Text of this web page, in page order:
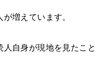
増えています。
自身が現地を見たこと